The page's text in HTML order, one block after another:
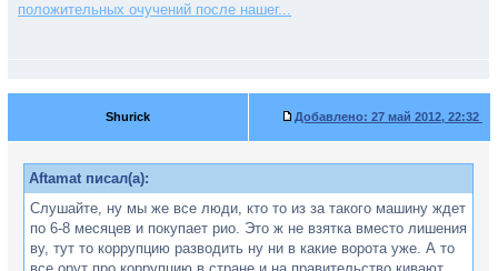
положительных очучений после нашег...
Shurick Добавлено: 27 май 2012, 22:32
Aftamat писал(а):
Слушайте, ну мы же все люди, кто то из за такого машину ждет
по 6-8 месяцев и покупает рио. Это ж не взятка вместо лишения
ву, тут то коррупцию разводить ну ни в какие ворота уже. А то